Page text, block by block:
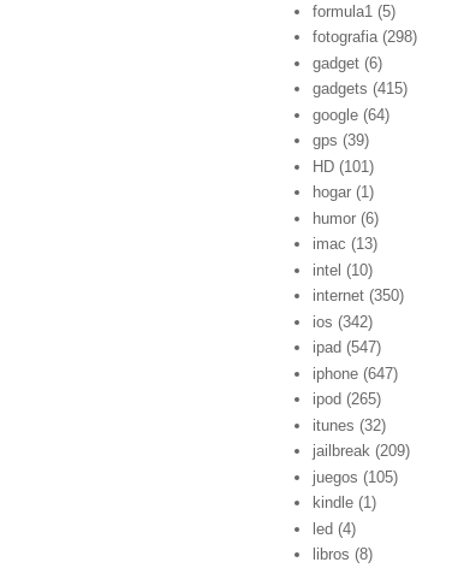
formula1 (5)
fotografia (298)
gadget (6)
gadgets (415)
google (64)
gps (39)
HD (101)
hogar (1)
humor (6)
imac (13)
intel (10)
internet (350)
ios (342)
ipad (547)
iphone (647)
ipod (265)
itunes (32)
jailbreak (209)
juegos (105)
kindle (1)
led (4)
libros (8)